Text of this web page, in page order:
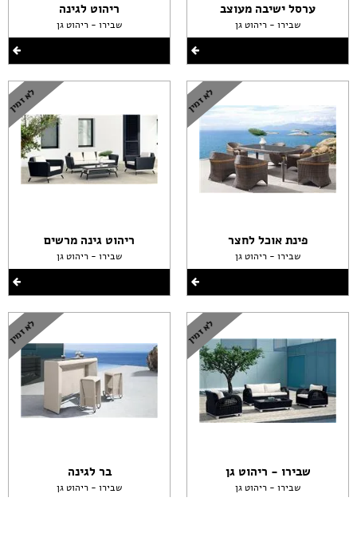
ערסל ישיבה מעוצב
שבירו - ריהוט גן
פינת אוכל לחצר
שבירו - ריהוט גן
שבירו - ריהוט גן
שבירו - ריהוט גן
ריהוט לגינה
שבירו - ריהוט גן
ריהוט גינה מרשים
שבירו - ריהוט גן
בר לגינה
שבירו - ריהוט גן